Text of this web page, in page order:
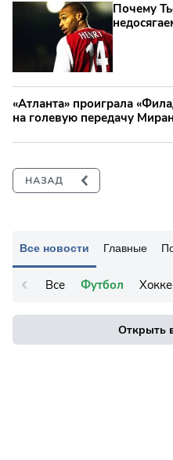
Все новости Главные
Все Футбол
Открыть
Почему
«Атланта» проиграла
на голевую передачу